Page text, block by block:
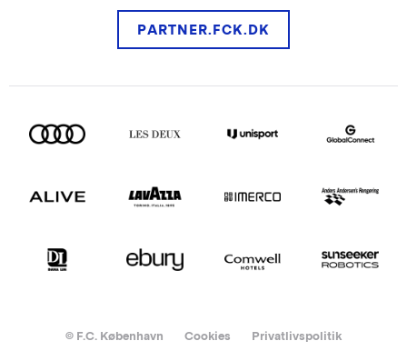
PARTNER.FCK.DK
© F.C. København Cookies Privatlivspolitik